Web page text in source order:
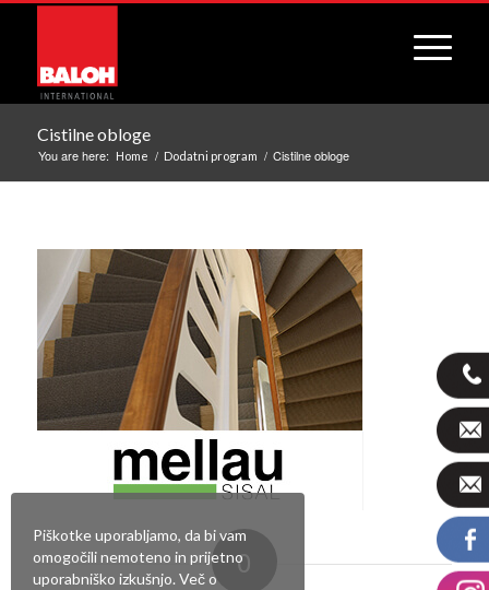
Cistilne obloge
You are here: Home / Dodatni program / Cistilne obloge
0
Piškotke uporabljamo, da bi vam
omogočili nemoteno in prijetno
uporabniško izkušnjo. Več o